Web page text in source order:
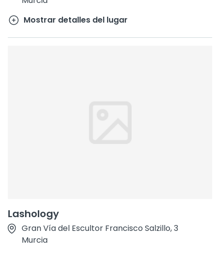
Mostrar detalles del lugar
Lashology
Gran Vía del Escultor Francisco Salzillo, 3
Murcia